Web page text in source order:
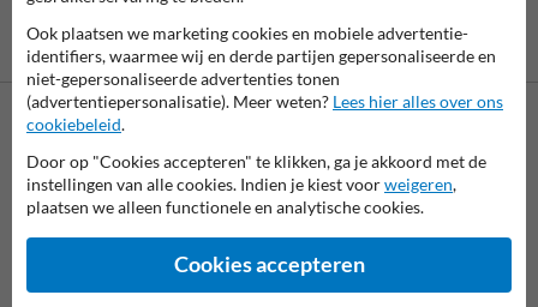
Vooruitbetaling
per bank
Betaling achteraf
is mogelijk
Wij zijn op werkdagen (van 8.00 tot 17.00) te bereiken op 011
495 473.
Vragen? Stuur een e-mail naarinfo@trafficsupply.beof vul het
formulier in en we reageren zo spoedig mogelijk.
info@trafficsupply.be
Ook plaatsen we marketing cookies en mobiele advertentie-
identifiers, waarmee wij en derde partijen gepersonaliseerde en
niet-gepersonaliseerde advertenties tonen
(advertentiepersonalisatie). Meer weten? Lees hier alles over ons
cookiebeleid.
Door op "Cookies accepteren" te klikken, ga je akkoord met de
instellingen van alle cookies. Indien je kiest voorweigeren,
plaatsen we alleen functionele en analytische cookies.
Cookies accepteren